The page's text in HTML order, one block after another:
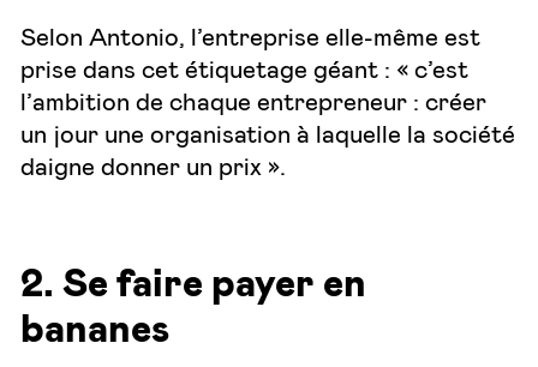
Selon Antonio, l’entreprise elle-même est
prise dans cet étiquetage géant : « c’est
l’ambition de chaque entrepreneur : créer
un jour une organisation à laquelle la société
daigne donner un prix ».
2. Se faire payer en
bananes